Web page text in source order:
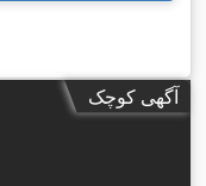
آگهی کوچک